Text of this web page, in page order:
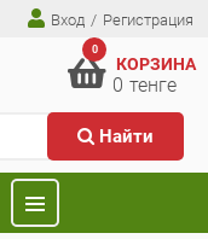
Вход / Регистрация
Найти
0
КОРЗИНА
0 тенге